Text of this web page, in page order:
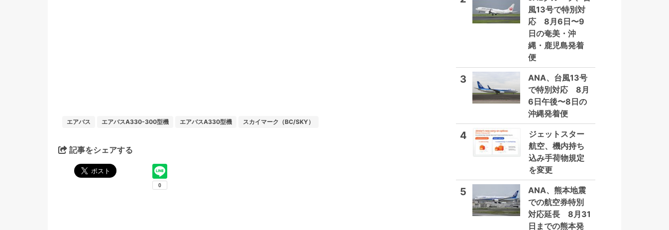
エアバス エアバスA330-300型機 エアバスA330型機 スカイマーク（BC/SKY）
記事をシェアする
風13号で特別対
応 8月6日〜9
日の奄美・沖
縄・鹿児島発着
便
3
ANA、台風13号
で特別対応 8月
6日午後〜8日の
沖縄発着便
4
ジェットスター
航空、機内持ち
込み手荷物規定
を変更
5
ANA、熊本地震
での航空券特別
対応延長 8月31
日までの熊本発